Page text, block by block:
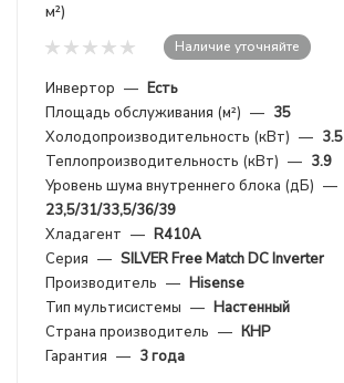
м²)
Наличие уточняйте
Инвертор — Есть
Площадь обслуживания (м²) — 35
Холодопроизводительность (кВт) — 3.5
Теплопроизводительность (кВт) — 3.9
Уровень шума внутреннего блока (дБ) —
23,5/31/33,5/36/39
Хладагент — R410A
Серия — SILVER Free Match DC Inverter
Производитель — Hisense
Тип мультисистемы — Настенный
Страна производитель — КНР
Гарантия — 3 года